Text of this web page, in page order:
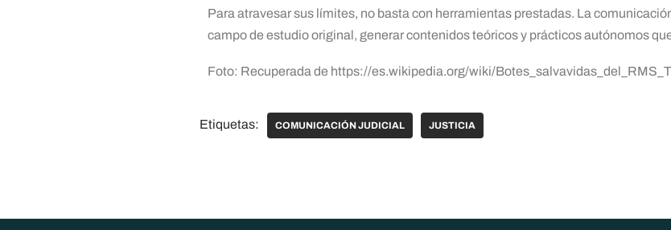
Para atravesar sus límites, no basta con herramientas prestadas. La
campo de estudio original, generar contenidos teóricos y prácticos autónomos
Foto: Recuperada de https://es.wikipedia.org/wiki/
Etiquetas: COMUNICACIÓN JUDICIAL JUSTICIA